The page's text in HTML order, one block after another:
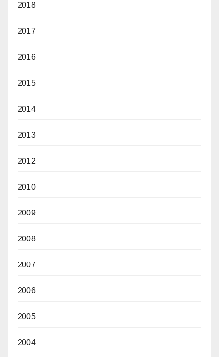
2018
2017
2016
2015
2014
2013
2012
2010
2009
2008
2007
2006
2005
2004